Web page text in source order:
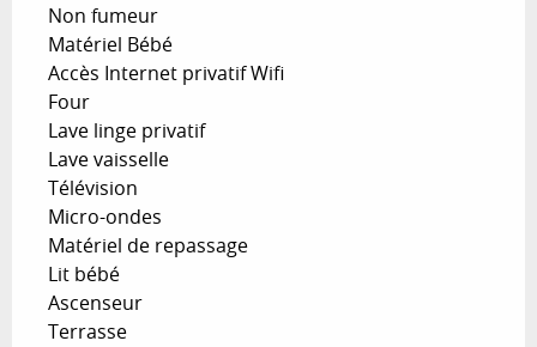
Non fumeur
Matériel Bébé
Accès Internet privatif Wifi
Four
Lave linge privatif
Lave vaisselle
Télévision
Micro-ondes
Matériel de repassage
Lit bébé
Ascenseur
Terrasse